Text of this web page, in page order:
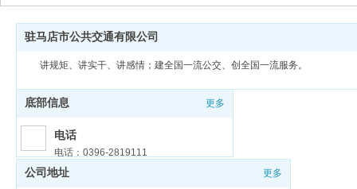
驻马店市公共交通有限公司
讲规矩、讲实干、讲感情；建全国一流公交、创全国一流服务。
底部信息 更多
电话
电话：0396-2819111
邮箱
公司地址 更多